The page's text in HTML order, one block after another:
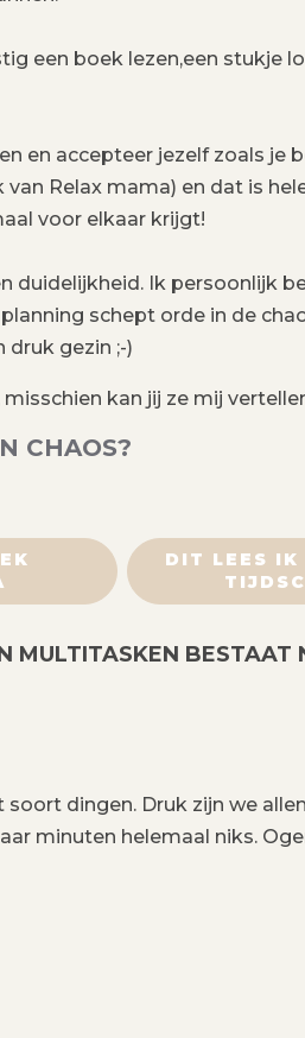
een boek lezen,een stukje
en accepteer jezelf zoals je
Relax mama) en dat is
voor elkaar krijgt!
duidelijkheid. Ik persoonlijk
schept orde in de
druk gezin ;-)
kan jij ze mij
CHAOS?
DIT LEES IK
MULTITASKEN BESTAAT
dingen. Druk zijn we
minuten helemaal niks.